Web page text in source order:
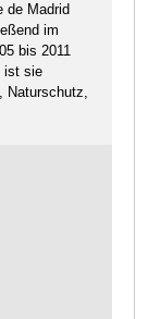
de Madrid
im
bis 2011
ist sie
Naturschutz,